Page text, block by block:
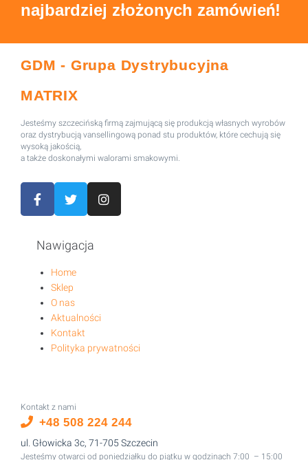
najbardziej złożonych zamówień!
GDM - Grupa Dystrybucyjna
MATRIX
Jesteśmy szczecińską firmą zajmującą się produkcją własnych wyrobów
oraz dystrybucją vansellingową ponad stu produktów, które cechują się
wysoką jakością,
a także doskonałymi walorami smakowymi.
Nawigacja
Home
Sklep
O nas
Aktualności
Kontakt
Polityka prywatności
Kontakt z nami
+48 508 224 244
ul. Głowicka 3c, 71-705 Szczecin
Jesteśmy otwarci od poniedziałku do piątku w godzinach 7:00 – 15:00